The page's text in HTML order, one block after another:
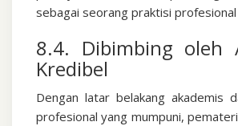
sebagai seorang praktisi profesional
8.4. Dibimbing oleh
Kredibel
Dengan latar belakang akademis
profesional yang mumpuni,